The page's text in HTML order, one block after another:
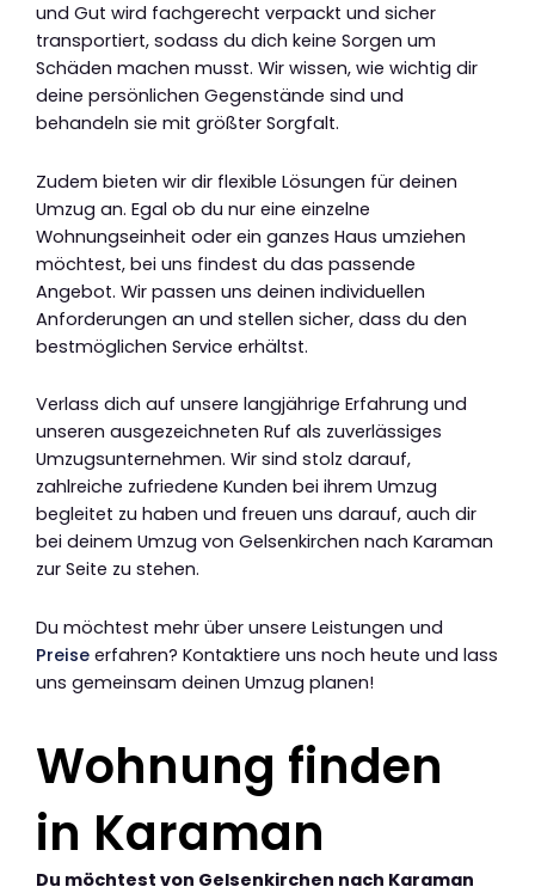
und Gut wird fachgerecht verpackt und sicher
transportiert, sodass du dich keine Sorgen um
Schäden machen musst. Wir wissen, wie wichtig dir
deine persönlichen Gegenstände sind und
behandeln sie mit größter Sorgfalt.
Zudem bieten wir dir flexible Lösungen für deinen
Umzug an. Egal ob du nur eine einzelne
Wohnungseinheit oder ein ganzes Haus umziehen
möchtest, bei uns findest du das passende
Angebot. Wir passen uns deinen individuellen
Anforderungen an und stellen sicher, dass du den
bestmöglichen Service erhältst.
Verlass dich auf unsere langjährige Erfahrung und
unseren ausgezeichneten Ruf als zuverlässiges
Umzugsunternehmen. Wir sind stolz darauf,
zahlreiche zufriedene Kunden bei ihrem Umzug
begleitet zu haben und freuen uns darauf, auch dir
bei deinem Umzug von Gelsenkirchen nach Karaman
zur Seite zu stehen.
Du möchtest mehr über unsere Leistungen und
Preise erfahren? Kontaktiere uns noch heute und lass
uns gemeinsam deinen Umzug planen!
Wohnung finden
in Karaman
Du möchtest von Gelsenkirchen nach Karaman